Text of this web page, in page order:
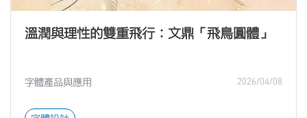
溫潤與理性的雙重飛行：文鼎「飛鳥圓體」
字體產品與應用 2026/04/08